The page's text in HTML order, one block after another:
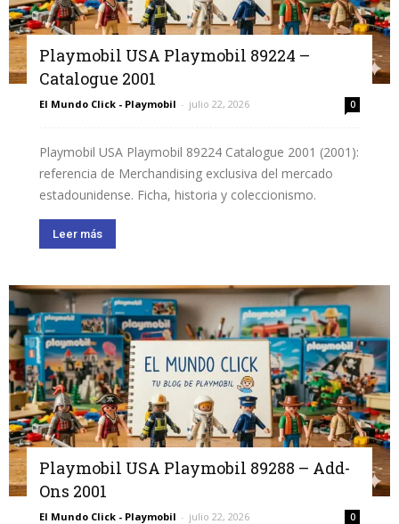
Playmobil USA Playmobil 89224 –
Catalogue 2001
El Mundo Click - Playmobil - julio 22, 2026 0
Playmobil USA Playmobil 89224 Catalogue 2001 (2001):
referencia de Merchandising exclusiva del mercado
estadounidense. Ficha, historia y coleccionismo.
Leer más
Playmobil USA Playmobil 89288 – Add-
Ons 2001
El Mundo Click - Playmobil - julio 22, 2026 0